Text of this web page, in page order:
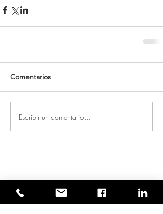
Comentarios
Escribir un comentario...